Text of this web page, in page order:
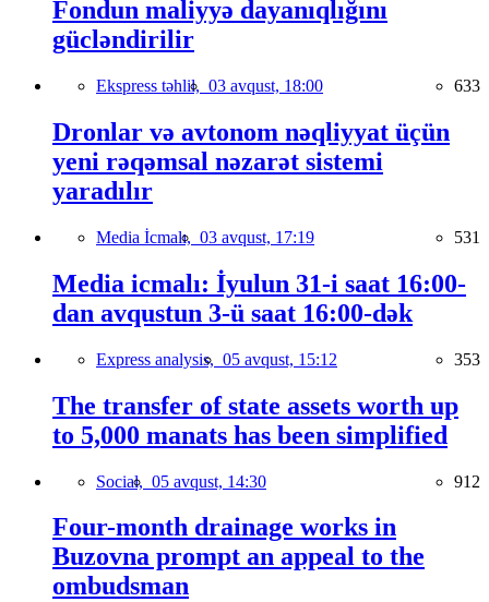
Fondun maliyyə dayanıqlığını
gücləndirilir
Ekspress təhlil, 03 avqust, 18:00 633
Dronlar və avtonom nəqliyyat üçün
yeni rəqəmsal nəzarət sistemi
yaradılır
Media İcmalı, 03 avqust, 17:19 531
Media icmalı: İyulun 31-i saat 16:00-
dan avqustun 3-ü saat 16:00-dək
Express analysis, 05 avqust, 15:12 353
The transfer of state assets worth up
to 5,000 manats has been simplified
Social, 05 avqust, 14:30 912
Four-month drainage works in
Buzovna prompt an appeal to the
ombudsman